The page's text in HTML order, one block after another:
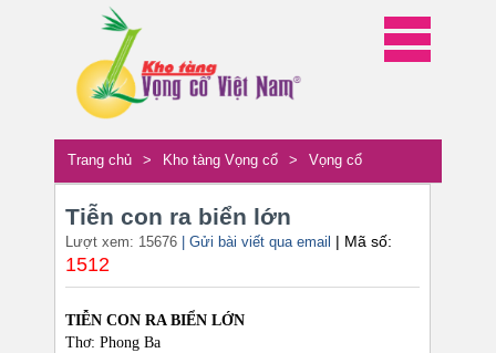
Trang chủ > Kho tàng Vọng cổ > Vọng cổ
Tiễn con ra biển lớn
Lượt xem: 15676 | Gửi bài viết qua email | Mã số:
1512
TIỄN CON RA BIỂN LỚN
Thơ: Phong Ba